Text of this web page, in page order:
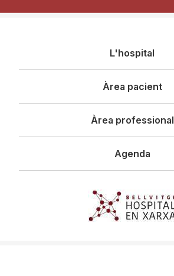
principal
L'hospital
Àrea pacient
Àrea professional
Agenda